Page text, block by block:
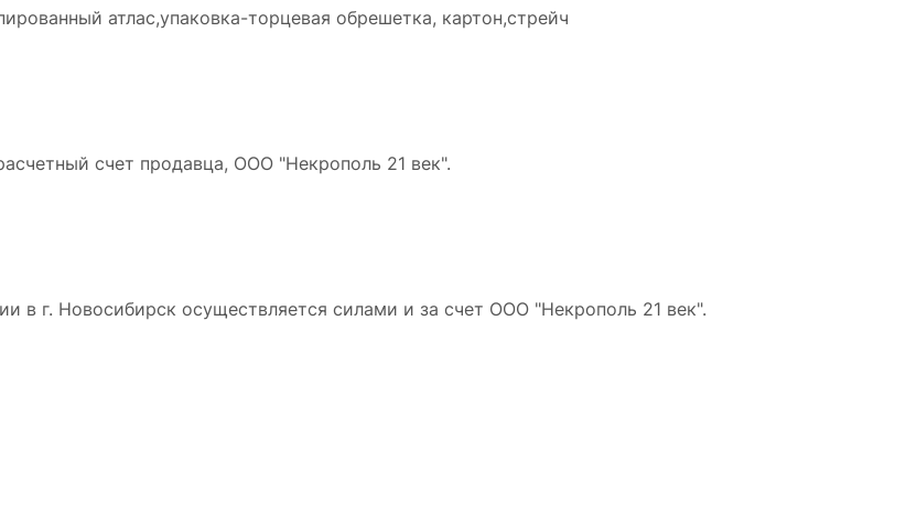
атлас,упаковка-торцевая обрешетка, картон,стрейч
счет продавца, ООО "Некрополь 21 век".
в г. Новосибирск осуществляется силами и за счет ООО "Некрополь 21 век".